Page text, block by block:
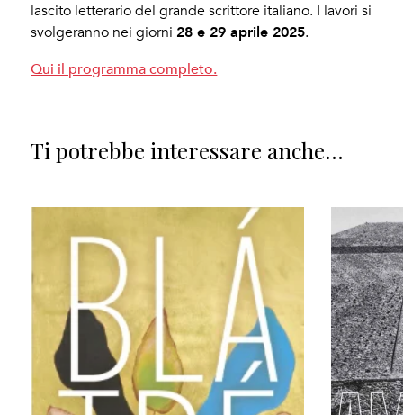
lascito letterario del grande scrittore italiano. I lavori si
svolgeranno nei giorni 28 e 29 aprile 2025.
Qui il programma completo.
Ti potrebbe interessare anche...